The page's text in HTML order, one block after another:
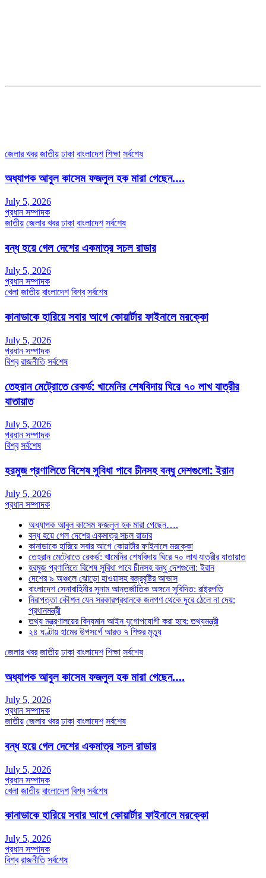
জেলার খবর জাতীয় ঢাকা বাংলাদেশ শিক্ষা সর্বশেষ
অধ্যাপক আবুল কাসেম ফজলুল হক মারা গেছেন….
July 5, 2026
প্রধান সম্পাদক
জাতীয় জেলার খবর ঢাকা বাংলাদেশ সর্বশেষ
বন্ধ হয়ে গেল দেশের একমাত্র সচল রাডার
July 5, 2026
প্রধান সম্পাদক
খেলা জাতীয় বাংলাদেশ বিশ্ব সর্বশেষ
কানাডাকে হারিয়ে সবার আগে কোয়ার্টার ফাইনালে মরক্কো
July 5, 2026
প্রধান সম্পাদক
বিশ্ব রাজনীতি সর্বশেষ
তেহরান মেট্রোতে রেকর্ড: খামেনির শেষবিদায় ঘিরে ৭০ লাখ যাত্রীর
যাতায়াত
July 5, 2026
প্রধান সম্পাদক
বিশ্ব সর্বশেষ
হরমুজ প্রণালিতে বিশেষ সুবিধা পাবে চীনসহ বন্ধু দেশগুলো: ইরান
July 5, 2026
প্রধান সম্পাদক
অধ্যাপক আবুল কাসেম ফজলুল হক মারা গেছেন….
বন্ধ হয়ে গেল দেশের একমাত্র সচল রাডার
কানাডাকে হারিয়ে সবার আগে কোয়ার্টার ফাইনালে মরক্কো
তেহরান মেট্রোতে রেকর্ড: খামেনির শেষবিদায় ঘিরে ৭০ লাখ যাত্রীর যাতায়াত
হরমুজ প্রণালিতে বিশেষ সুবিধা পাবে চীনসহ বন্ধু দেশগুলো: ইরান
দেশের ৯ অঞ্চলে ঝোড়ো হাওয়াসহ বজ্রবৃষ্টির আভাস
বাংলাদেশ সেনাবাহিনীর সুনাম আন্তর্জাতিক অঙ্গনে সুবিদিত: রাষ্ট্রপতি
নিরাপত্তা কৌশল যেন সরকারপ্রধানকে জনগণ থেকে দূরে ঠেলে না দেয়:
প্রধানমন্ত্রী
তথ্য মন্ত্রণালয়ের বিদ্যমান আইন যুগোপযোগী করা হবে: তথ্যমন্ত্রী
২৪ ঘণ্টায় হামের উপসর্গে আরও ৭ শিশুর মৃত্যু
জেলার খবর জাতীয় ঢাকা বাংলাদেশ শিক্ষা সর্বশেষ
অধ্যাপক আবুল কাসেম ফজলুল হক মারা গেছেন….
July 5, 2026
প্রধান সম্পাদক
জাতীয় জেলার খবর ঢাকা বাংলাদেশ সর্বশেষ
বন্ধ হয়ে গেল দেশের একমাত্র সচল রাডার
July 5, 2026
প্রধান সম্পাদক
খেলা জাতীয় বাংলাদেশ বিশ্ব সর্বশেষ
কানাডাকে হারিয়ে সবার আগে কোয়ার্টার ফাইনালে মরক্কো
July 5, 2026
প্রধান সম্পাদক
বিশ্ব রাজনীতি সর্বশেষ